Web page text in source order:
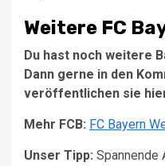
Weitere FC
Du hast noch weitere
Dann gerne in den
veröffentlichen sie
Mehr FCB: FC Bayern
Unser Tipp: Spannende